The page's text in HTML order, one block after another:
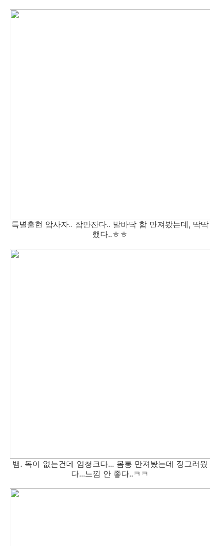
특별출현 암사자.. 잠만잔다.. 발바닥 함 만져봤는데, 딱딱
했다..ㅎㅎ
뱀. 독이 없는건데 엄청크다... 몸통 만져봤는데 징그러웠
다...느낌 안 좋다..ㅋㅋ